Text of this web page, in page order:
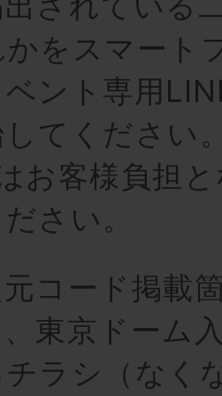
をスマート
ント専用
してください
お客様負担
さい。
コード掲載
東京ドーム
ラシ（なく